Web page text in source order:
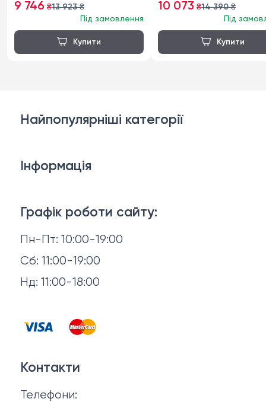
9 746 ₴13 923₴
Під замовлення
10 073 ₴14 390₴
Під
Графік роботи сайту:
Пн-Пт: 10:00-19:00
Сб: 11:00-19:00
Нд: 11:00-18:00
Найпопулярніші категорії
Матраци
Аксесуари для сну
Тумби та комоди
Інформація
Повернення й обмін
Відгуки
Контакти
Політика конфіденційності
Контакти
Телефони: